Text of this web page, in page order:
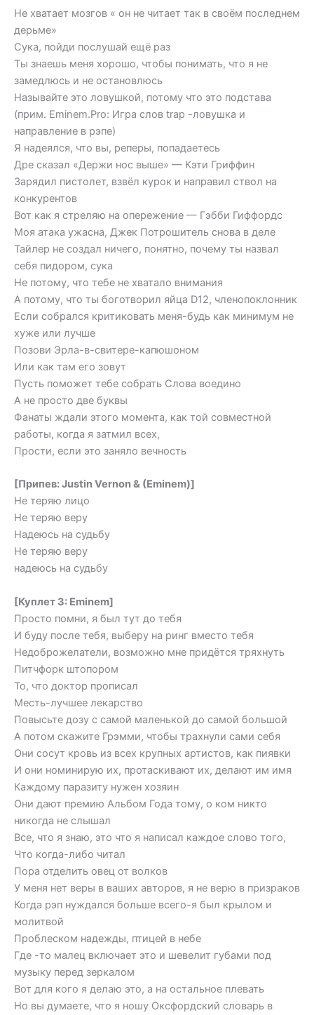
Не хватает мозгов « он не читает так в своём последнем
дерьме»
Сука, пойди послушай ещё раз
Ты знаешь меня хорошо, чтобы понимать, что я не
замедлюсь и не остановлюсь
Называйте это ловушкой, потому что это подстава
(прим. Eminem.Pro: Игра слов trap -ловушка и
направление в рэпе)
Я надеялся, что вы, реперы, попадаетесь
Дре сказал «Держи нос выше» — Кэти Гриффин
Зарядил пистолет, взвёл курок и направил ствол на
конкурентов
Вот как я стреляю на опережение — Гэбби Гиффордс
Моя атака ужасна, Джек Потрошитель снова в деле
Тайлер не создал ничего, понятно, почему ты назвал
себя пидором, сука
Не потому, что тебе не хватало внимания
А потому, что ты боготворил яйца D12, членопоклонник
Если собрался критиковать меня-будь как минимум не
хуже или лучше
Позови Эрла-в-свитере-капюшоном
Или как там его зовут
Пусть поможет тебе собрать Слова воедино
А не просто две буквы
Фанаты ждали этого момента, как той совместной
работы, когда я затмил всех,
Прости, если это заняло вечность
[Припев: Justin Vernon & (Eminem)]
Не теряю лицо
Не теряю веру
Надеюсь на судьбу
Не теряю веру
надеюсь на судьбу
[Куплет 3: Eminem]
Просто помни, я был тут до тебя
И буду после тебя, выберу на ринг вместо тебя
Недоброжелатели, возможно мне придётся тряхнуть
Питчфорк штопором
То, что доктор прописал
Месть-лучшее лекарство
Повысьте дозу с самой маленькой до самой большой
А потом скажите Грэмми, чтобы трахнули сами себя
Они сосут кровь из всех крупных артистов, как пиявки
И они номинирую их, протаскивают их, делают им имя
Каждому паразиту нужен хозяин
Они дают премию Альбом Года тому, о ком никто
никогда не слышал
Все, что я знаю, это что я написал каждое слово того,
Что когда-либо читал
Пора отделить овец от волков
У меня нет веры в ваших авторов, я не верю в призраков
Когда рэп нуждался больше всего-я был крылом и
молитвой
Проблеском надежды, птицей в небе
Где -то малец включает это и шевелит губами под
музыку перед зеркалом
Вот для кого я делаю это, а на остальное плевать
Но вы думаете, что я ношу Оксфордский словарь в